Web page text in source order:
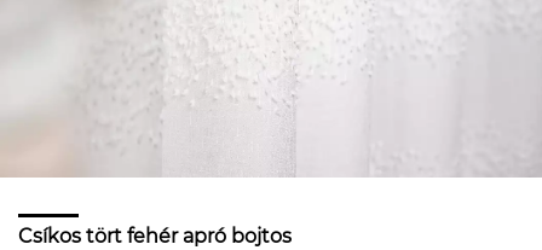
Csíkos tört fehér apró bojtos